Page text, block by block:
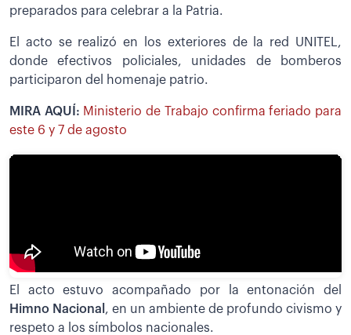
preparados para celebrar a la Patria.
El acto se realizó en los exteriores de la red UNITEL,
donde efectivos policiales, unidades de bomberos
participaron del homenaje patrio.
MIRA AQUÍ: Ministerio de Trabajo confirma feriado para
este 6 y 7 de agosto
El acto estuvo acompañado por la entonación del
Himno Nacional , en un ambiente de profundo civismo y
respeto a los símbolos nacionales.